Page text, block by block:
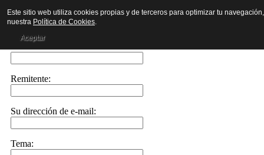
Enviar este enlace a un amigo por e-mail
Remitente:
Su dirección de e-mail:
Tema:
Este sitio web utiliza cookies propias y de terceros para optimizar tu
nuestra Política de Cookies.
Aceptar